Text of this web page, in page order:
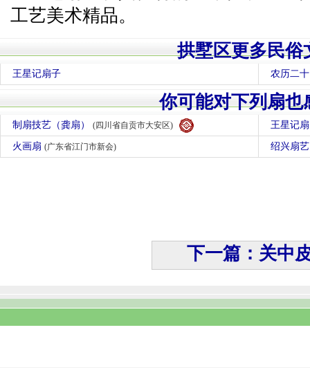
工艺美术精品。
拱墅区更多民俗
王星记扇子 农历二
你可能对下列扇也
制扇技艺（龚扇） (四川省自贡市大安区) 王星记
火画扇 (广东省江门市新会) 绍兴扇
下一篇：关中